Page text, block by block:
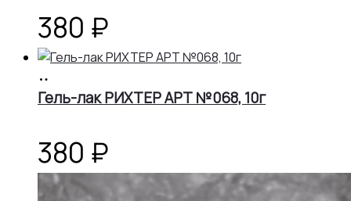
380 ₽
корзину
Гель-лак РИХТЕР АРТ №068, 10г
380 ₽